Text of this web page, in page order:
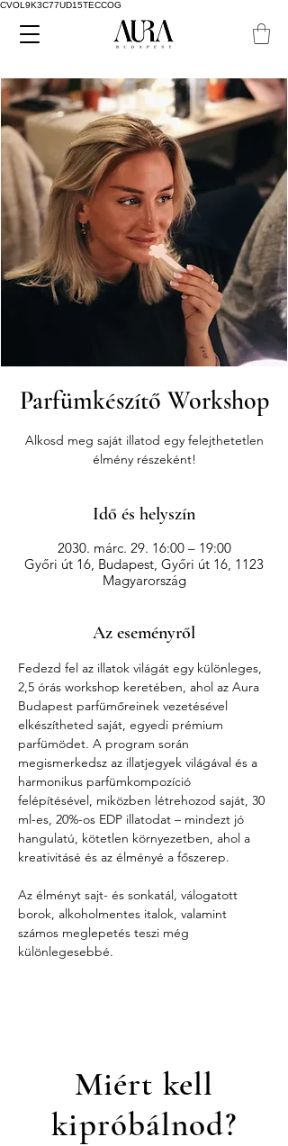
CVOL9K3C77UD15TECCOG
Parfümkészítő Workshop
Alkosd meg saját illatod egy felejthetetlen
élmény részeként!
Idő és helyszín
2030. márc. 29. 16:00 – 19:00
Győri út 16, Budapest, Győri út 16, 1123
Magyarország
Az eseményről
Fedezd fel az illatok világát egy különleges,
2,5 órás workshop keretében, ahol az Aura
Budapest parfümőreinek vezetésével
elkészítheted saját, egyedi prémium
parfümödet. A program során
megismerkedsz az illatjegyek világával és a
harmonikus parfümkompozíció
felépítésével, miközben létrehozod saját, 30
ml-es, 20%-os EDP illatodat – mindezt jó
hangulatú, kötetlen környezetben, ahol a
kreativitásé és az élményé a főszerep.
Az élményt sajt- és sonkatál, válogatott
borok, alkoholmentes italok, valamint
számos meglepetés teszi még
különlegesebbé.
Miért kell
kipróbálnod?